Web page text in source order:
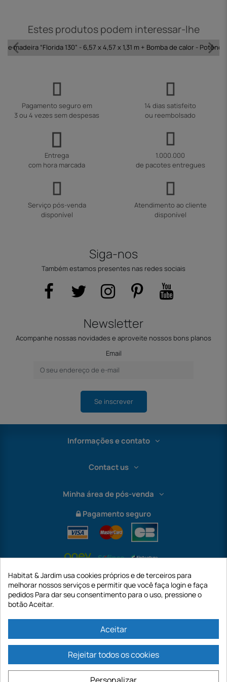
Estes produtos podem interessar-lhe
de madeira “Florida 130” - 6,57 x 4,57 x 1,31 m + Bomba de calor - Potência
Pagamento seguro em
3 ou 4 vezes sem despesas
14 dias satisfeito
ou reembolsado
Entrega
com hora marcada
1.000.000
de pacotes entregues
Serviço pós-venda
disponível
Atendimento ao cliente
disponível
Siga-nos
Também estamos presentes nas redes sociais
Newsletter
Acompanhe nossas novidades e aproveite nossos bons planos
Email
Se inscrever
Informações e contato
Contact us
Minha área de pós-venda
Pagamento seguro
https://www.habitatejardim.pt é um site da empresa GECODIS SA com um
capital de 187.203,29€, 32 Rue de Paradis - PARIS 75010 (FRANÇA). A
Habitat & Jardim usa cookies próprios e de terceiros para
melhorar nossos serviços e permitir que você faça login e faça
pedidos Para dar seu consentimento para o uso, pressione o
botão Aceitar.
Aceitar
Rejeitar todos os cookies